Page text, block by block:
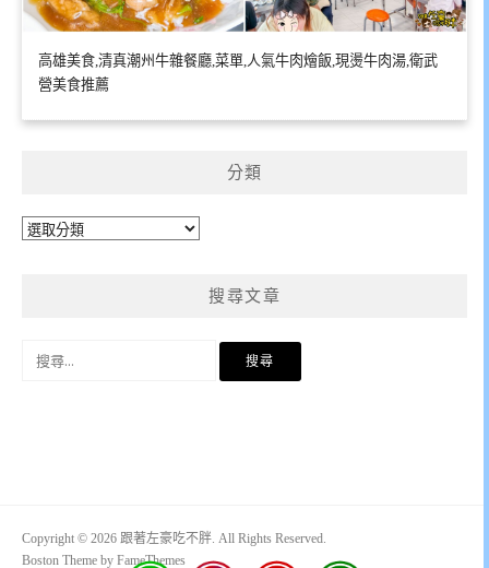
高雄美食,清真潮州牛雜餐廳,菜單,人氣牛肉燴飯,現燙牛肉湯,衛武
營美食推薦
分類
分
搜尋文章
Copyright © 2026 跟著左豪吃不胖. All Rights Reserved.
Boston Theme by FameThemes